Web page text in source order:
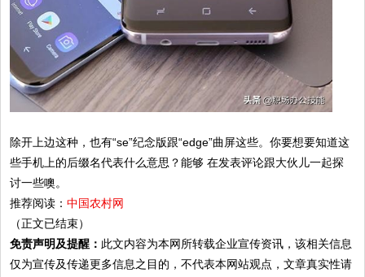
除开上边这种，也有“se”纪念版跟“edge”曲屏这些。你要想要知道这
些手机上的后缀名代表什么意思？能够 在发表评论跟大伙儿一起探
讨一些噢。
推荐阅读：中国农村网
（正文已结束）
免责声明及提醒： 此文内容为本网所转载企业宣传资讯，该相关信息
仅为宣传及传递更多信息之目的，不代表本网站观点，文章真实性请